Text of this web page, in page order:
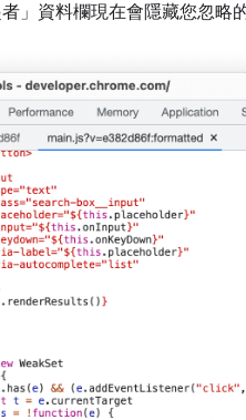
」 資料欄現在會隱藏您忽略